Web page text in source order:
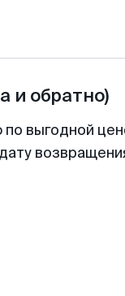
и обратно)
выгодной